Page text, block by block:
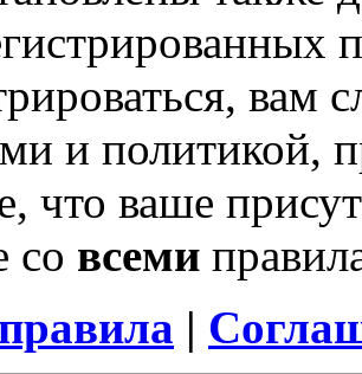
вам
и политикой,
что ваше
со всеми
|